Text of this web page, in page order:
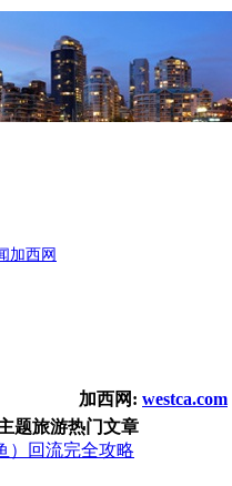
加西网
加西网: westca.com
题旅游热门文章
）回流完全攻略